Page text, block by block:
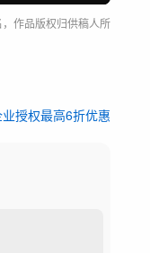
作品版权归供稿人所
授权最高6折优惠